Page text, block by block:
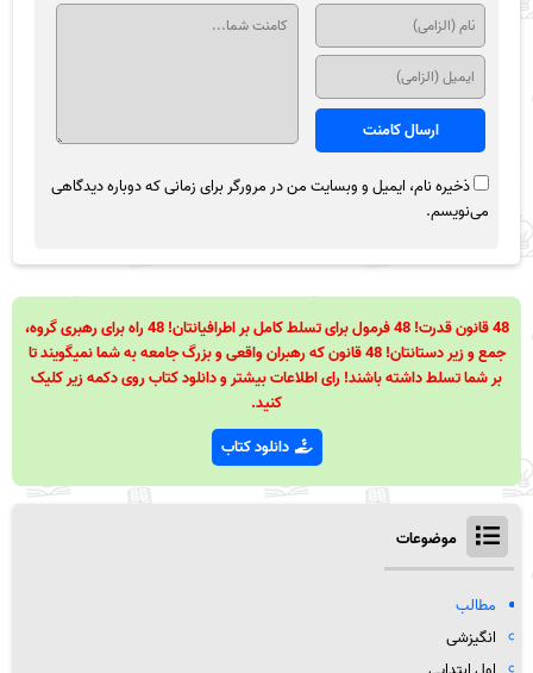
ذخیره نام، ایمیل و وبسایت من در مرورگر برای زمانی که دوباره دیدگاهی
می‌نویسم.
48 قانون قدرت! 48 فرمول برای تسلط کامل بر اطرافیانتان! 48 راه برای رهبری گروه،
جمع و زیر دستانتان! 48 قانون که رهبران واقعی و بزرگ جامعه به شما نمیگویند تا
بر شما تسلط داشته باشند! رای اطلاعات بیشتر و دانلود کتاب روی دکمه زیر کلیک
کنید.
دانلود کتاب
موضوعات
مطالب
انگیزشی